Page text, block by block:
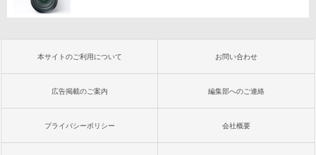
本サイトのご利用について お問い合わせ
広告掲載のご案内 編集部へのご連絡
プライバシーポリシー 会社概要